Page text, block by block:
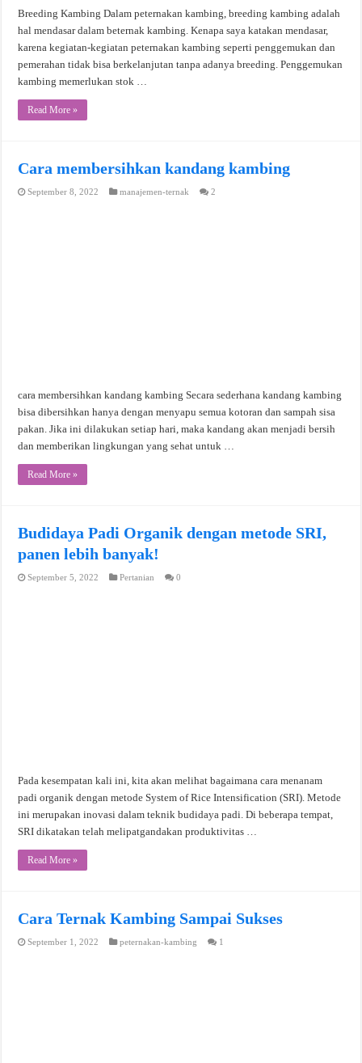
Breeding Kambing Dalam peternakan kambing, breeding kambing adalah
hal mendasar dalam beternak kambing. Kenapa saya katakan mendasar,
karena kegiatan-kegiatan peternakan kambing seperti penggemukan dan
pemerahan tidak bisa berkelanjutan tanpa adanya breeding. Penggemukan
kambing memerlukan stok …
Read More »
Cara membersihkan kandang kambing
September 8, 2022 manajemen-ternak 2
cara membersihkan kandang kambing Secara sederhana kandang kambing
bisa dibersihkan hanya dengan menyapu semua kotoran dan sampah sisa
pakan. Jika ini dilakukan setiap hari, maka kandang akan menjadi bersih
dan memberikan lingkungan yang sehat untuk …
Read More »
Budidaya Padi Organik dengan metode SRI,
panen lebih banyak!
September 5, 2022 Pertanian 0
Pada kesempatan kali ini, kita akan melihat bagaimana cara menanam
padi organik dengan metode System of Rice Intensification (SRI). Metode
ini merupakan inovasi dalam teknik budidaya padi. Di beberapa tempat,
SRI dikatakan telah melipatgandakan produktivitas …
Read More »
Cara Ternak Kambing Sampai Sukses
September 1, 2022 peternakan-kambing 1